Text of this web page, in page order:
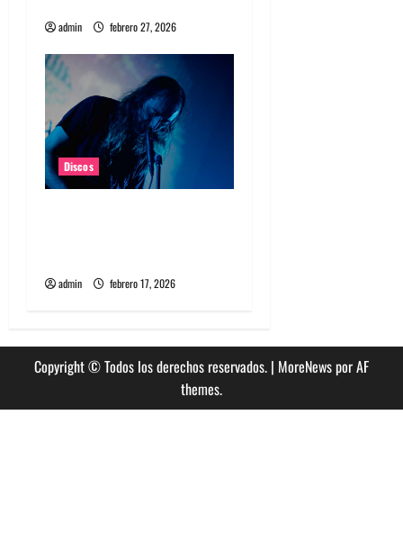
admin febrero 27, 2026
Discos
admin febrero 17, 2026
Copyright © Todos los derechos reservados. | MoreNewspor AF
themes.